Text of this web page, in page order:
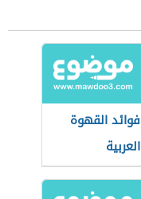
فوائد القهوة
العربية